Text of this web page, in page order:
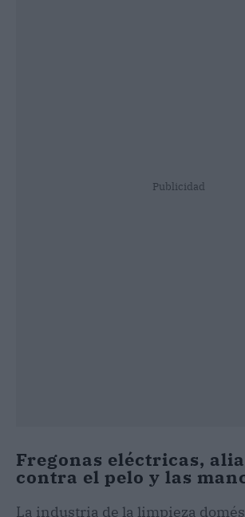
Publicidad
Fregonas eléctricas,
contra el pelo y las
La industria de la limpieza